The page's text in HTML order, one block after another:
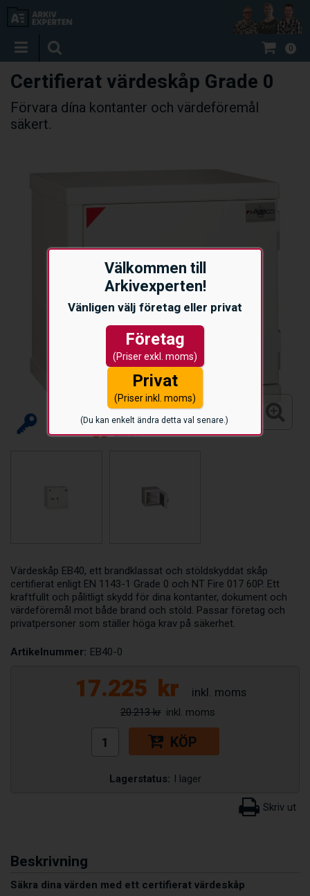
Välkommen till
Arkivexperten!
Vänligen välj företag eller privat
Företag
(Priser exkl. moms)
Privat
(Priser inkl. moms)
(Du kan enkelt ändra detta val senare.)
0
Certifierat värdeskåp Grade 0
Förvara dína kontanter och värdeföremål
säkert.
Värdeskåp EB40, ett brandklassat och stöldskyddat skåp
certifierat enligt EN 1143-1 Grade 0 och NT Fire 017 60P. Ett
kraftfullt och pålitligt skydd för dina kontanter, dokument och
värdeföremål mot både brand och stöld. Passar företag och
privatpersoner som ställer höga krav på säkerhet.
Artikelnummer: EB40-0
17.225 kr
20.213 kr
KÖP
Lagerstatus: I lager
Beskrivning
Säkra dina värden med ett certifierat värdeskåp